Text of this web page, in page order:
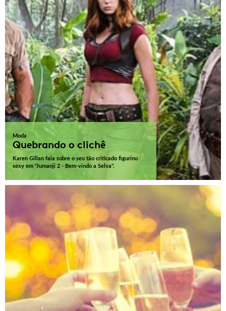
Moda
Quebrando o clichê
Karen Gillan fala sobre o seu tão criticado figurino
sexy em "Jumanji 2 - Bem-vindo a Selva".